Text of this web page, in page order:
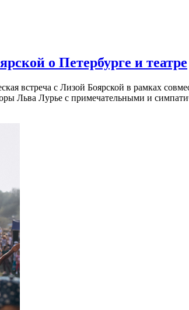
о Петербурге и театре
встреча с Лизой Боярской в рамках
Льва Лурье с примечательными и